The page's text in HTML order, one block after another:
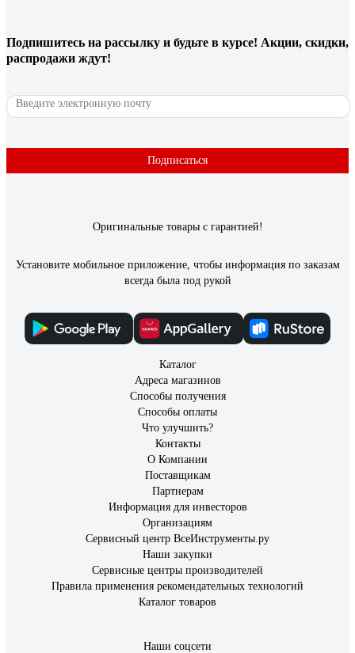
Подпишитесь на рассылку и будьте в курсе! Акции, скидки,
распродажи ждут!
Подписаться
Оригинальные товары с гарантией!
Установите мобильное приложение, чтобы информация по заказам
всегда была под рукой
Каталог
Адреса магазинов
Способы получения
Способы оплаты
Что улучшить?
Контакты
О Компании
Поставщикам
Партнерам
Информация для инвесторов
Организациям
Сервисный центр ВсеИнструменты.ру
Наши закупки
Сервисные центры производителей
Правила применения рекомендательных технологий
Каталог товаров
Наши соцсети